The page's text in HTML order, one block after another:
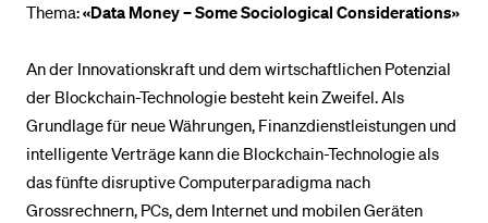
Thema:«Data Money – Some Sociological Considerations»
An der Innovationskraft und dem wirtschaftlichen Potenzial
der Blockchain-Technologie besteht kein Zweifel. Als
Grundlage für neue Währungen, Finanzdienstleistungen und
intelligente Verträge kann die Blockchain-Technologie als
das fünfte disruptive Computerparadigma nach
Grossrechnern, PCs, dem Internet und mobilen Geräten